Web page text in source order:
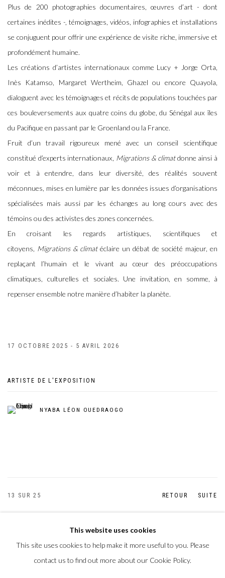
Plus de 200 photographies documentaires, œuvres d’art - dont
certaines inédites -, témoignages, vidéos, infographies et installations
se conjuguent pour offrir une expérience de visite riche, immersive et
profondément humaine.
Les créations d’artistes internationaux comme Lucy + Jorge Orta,
Inès Katamso, Margaret Wertheim, Ghazel ou encore Quayola,
dialoguent avec les témoignages et récits de populations touchées par
ces bouleversements aux quatre coins du globe, du Sénégal aux îles
du Pacifique en passant par le Groenland ou la France.
Fruit d’un travail rigoureux mené avec un conseil scientifique
constitué d’experts internationaux, Migrations & climatdonne ainsi à
voir et à entendre, dans leur diversité, des réalités souvent
méconnues, mises en lumière par les données issues d’organisations
spécialisées mais aussi par les échanges au long cours avec des
témoins ou des activistes des zones concernées.
En croisant les regards artistiques, scientifiques et
citoyens, Migrations & climatéclaire un débat de société majeur, en
replaçant l’humain et le vivant au cœur des préoccupations
climatiques, culturelles et sociales. Une invitation, en somme, à
repenser ensemble notre manière d’habiter la planète.
17 OCTOBRE 2025 - 5 AVRIL 2026
ARTISTE DE L'EXPOSITION
NYABA LÉON OUEDRAOGO
RETOUR SUITE
13 SUR 25
Privacy Policy Manage cookies
COPYRIGHT CP ART 2026 SITE BY ARTLOGIC
This website uses cookies
This site uses cookies to help make it more useful to you. Please
contact us to find out more about our Cookie Policy.